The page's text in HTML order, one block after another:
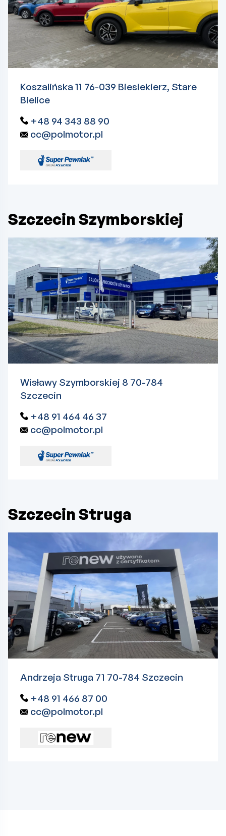
Koszalińska 11 76-039 Biesiekierz, Stare
Bielice
+48 94 343 88 90
cc@polmotor.pl
Szczecin Szymborskiej
Wisławy Szymborskiej 8 70-784
Szczecin
+48 91 464 46 37
cc@polmotor.pl
Szczecin Struga
Andrzeja Struga 71 70-784 Szczecin
+48 91 466 87 00
cc@polmotor.pl